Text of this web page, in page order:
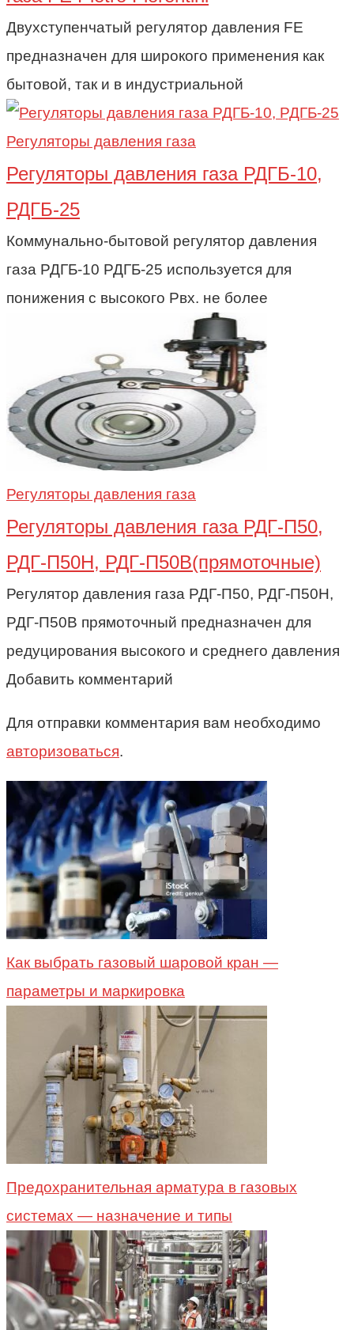
Двухступенчатый регулятор давления FE
предназначен для широкого применения как
бытовой, так и в индустриальной
Регуляторы давления газа
Регуляторы давления газа РДГБ-10,
РДГБ-25
Коммунально-бытовой регулятор давления
газа РДГБ-10 РДГБ-25 используется для
понижения с высокого Рвх. не более
Регуляторы давления газа
Регуляторы давления газа РДГ-П50,
РДГ-П50Н, РДГ-П50В(прямоточные)
Регулятор давления газа РДГ-П50, РДГ-П50Н,
РДГ-П50В прямоточный предназначен для
редуцирования высокого и среднего давления
Добавить комментарий
Для отправки комментария вам необходимо
авторизоваться.
Как выбрать газовый шаровой кран —
параметры и маркировка
Предохранительная арматура в газовых
системах — назначение и типы